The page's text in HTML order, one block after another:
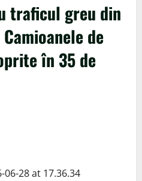
traficul greu din
de
în 35 de